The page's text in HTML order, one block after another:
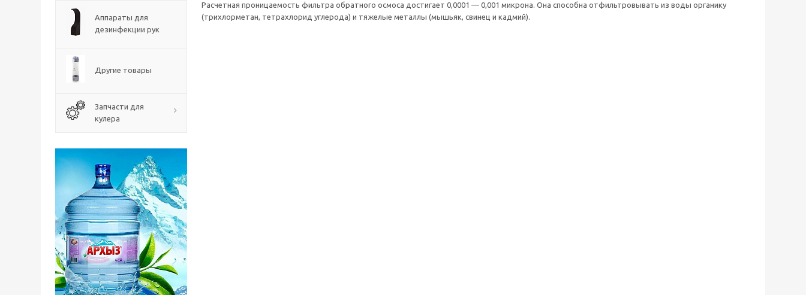
Аппараты для
дезинфекции рук
Другие товары
Запчасти для
кулера
Расчетная проницаемость фильтра обратного осмоса достигает 0,0001 — 0,001 микрона. Она способна отфильтровывать из воды органику
(трихлорметан, тетрахлорид углерода) и тяжелые металлы (мышьяк, свинец и кадмий).